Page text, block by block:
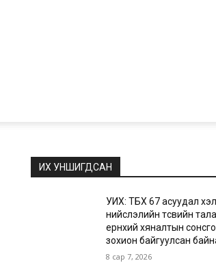
ИХ УНШИГДСАН
УИХ: ТБХ 67 асуудал
нийслэлийн төсвийн
ерөнхий хяналтын
зохион байгуулсан
8 сар 7, 2026